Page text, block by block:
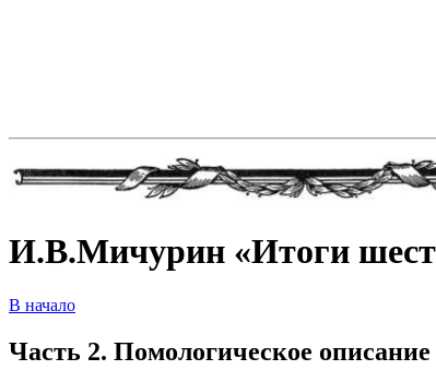
И.В.Мичурин «Итоги
В начало
Часть 2. Помологическое